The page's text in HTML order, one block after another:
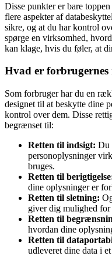
Disse punkter er bare
flere aspekter af
sikre, og at du har kontrol
spørge en virksomhed,
kan klage, hvis du føler, at
Hvad er
Som forbruger har du en
designet til at beskytte dine
kontrol over dem. Disse
begrænset til:
Retten til indsigt: Du
personoplysninger
bruges.
Retten til
dine oplysninger er
Retten til sletning:
giver dig mulighed for
Retten til
hvordan dine
Retten til
udleveret dine data i